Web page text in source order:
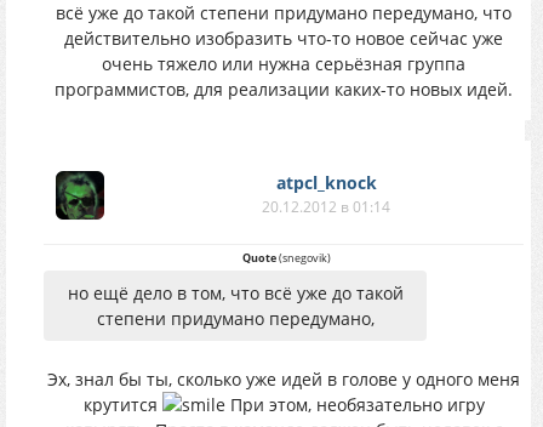
всё уже до такой степени придумано передумано, что
действительно изобразить что-то новое сейчас уже
очень тяжело или нужна серьёзная группа
программистов, для реализации каких-то новых идей.
atpcl_knock
20.12.2012 в 01:14
Quote(snegovik)
но ещё дело в том, что всё уже до такой
степени придумано передумано,
Эх, знал бы ты, сколько уже идей в голове у одного меня
крутится
При этом, необязательно игру